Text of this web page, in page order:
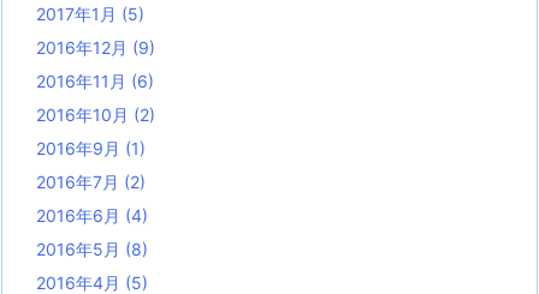
2017年1月 (5)
2016年12月 (9)
2016年11月 (6)
2016年10月 (2)
2016年9月 (1)
2016年7月 (2)
2016年6月 (4)
2016年5月 (8)
2016年4月 (5)